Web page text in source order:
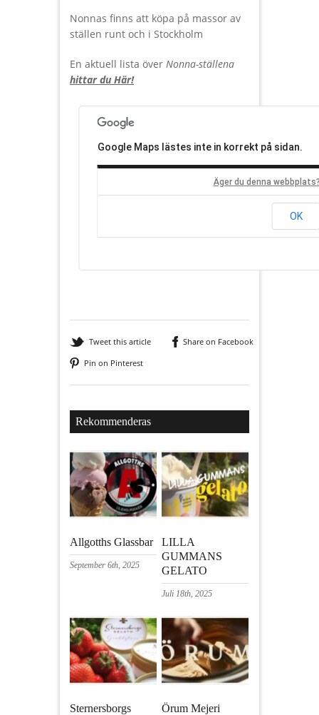
Nonnas finns att köpa på massor av
ställen runt och i Stockholm
En aktuell lista över Nonna-ställena
hittar du Här!
Google Maps lästes inte in korrekt på sidan.
Äger du denna
OK
Tweet this article
Share on Facebook
Pin on Pinterest
Rekommenderas
Allgotths Glassbar
September 6th, 2025
LILLA
GUMMANS
GELATO
Juli 18th, 2025
Sternersborgs
Örum Mejeri